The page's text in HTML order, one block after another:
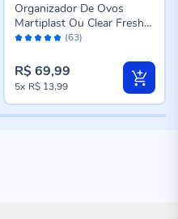
Avaliação: (63)
Organizador De Ovos
Martiplast Ou Clear Fresh
36 Unidades - Transparente
R$ 69,99
5x R$ 13,99